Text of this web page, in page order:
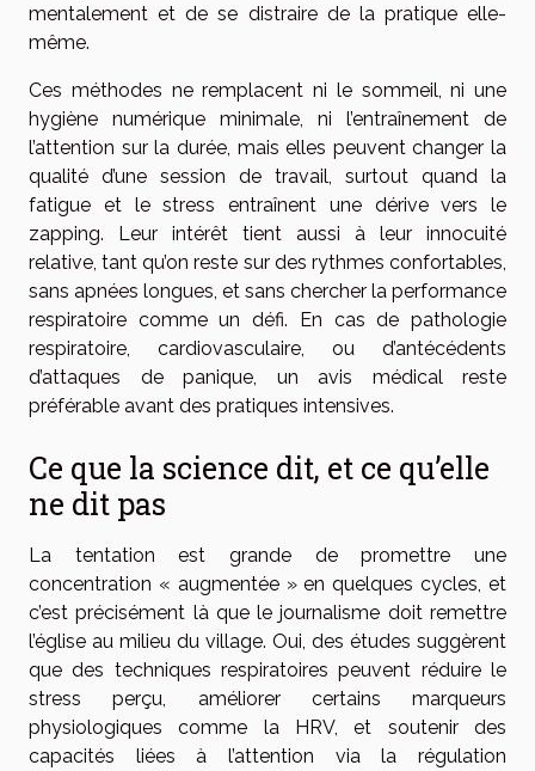
mentalement et de se distraire de la pratique elle-
même.
Ces méthodes ne remplacent ni le sommeil, ni une
hygiène numérique minimale, ni l’entraînement de
l’attention sur la durée, mais elles peuvent changer la
qualité d’une session de travail, surtout quand la
fatigue et le stress entraînent une dérive vers le
zapping. Leur intérêt tient aussi à leur innocuité
relative, tant qu’on reste sur des rythmes confortables,
sans apnées longues, et sans chercher la performance
respiratoire comme un défi. En cas de pathologie
respiratoire, cardiovasculaire, ou d’antécédents
d’attaques de panique, un avis médical reste
préférable avant des pratiques intensives.
Ce que la science dit, et ce qu’elle
ne dit pas
La tentation est grande de promettre une
concentration « augmentée » en quelques cycles, et
c’est précisément là que le journalisme doit remettre
l’église au milieu du village. Oui, des études suggèrent
que des techniques respiratoires peuvent réduire le
stress perçu, améliorer certains marqueurs
physiologiques comme la HRV, et soutenir des
capacités liées à l’attention via la régulation